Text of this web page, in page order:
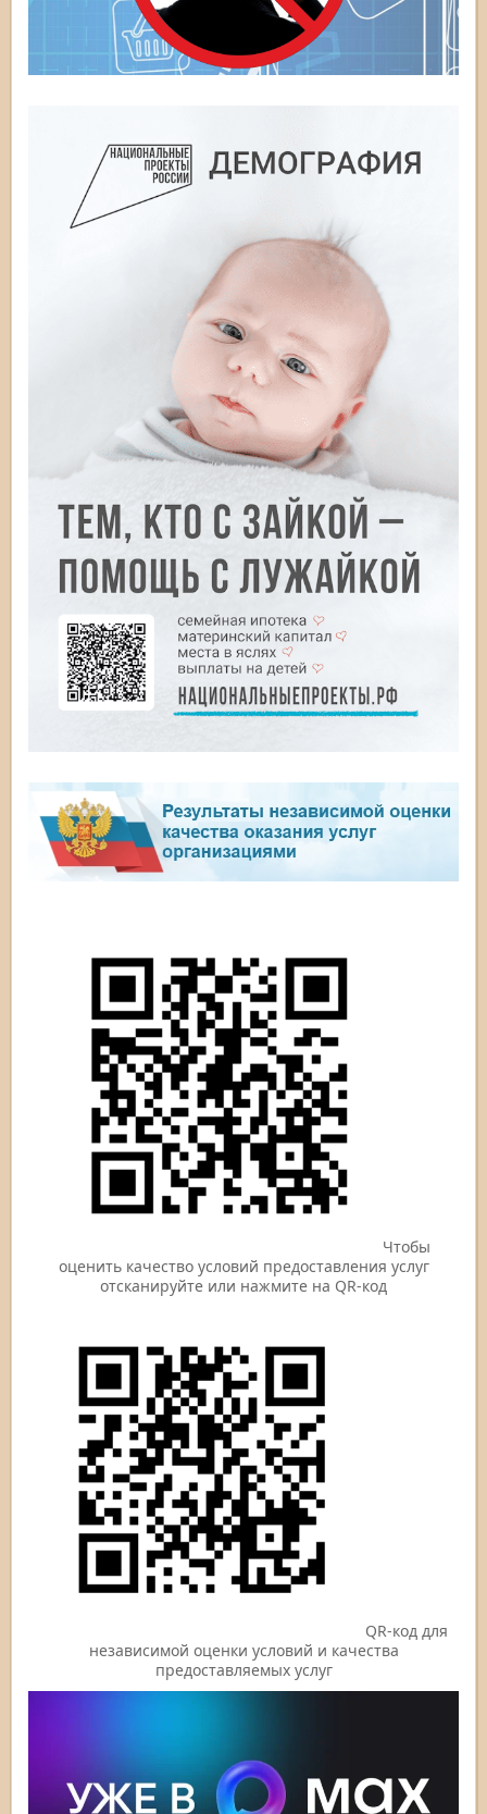
Чтобы
оценить качество условий предоставления услуг
отсканируйте или нажмите на QR-код
QR-код для
независимой оценки условий и качества
предоставляемых услуг